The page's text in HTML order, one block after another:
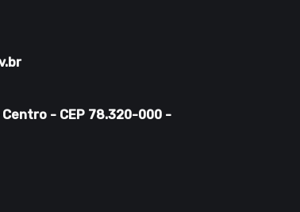
- CEP 78.320-000 -